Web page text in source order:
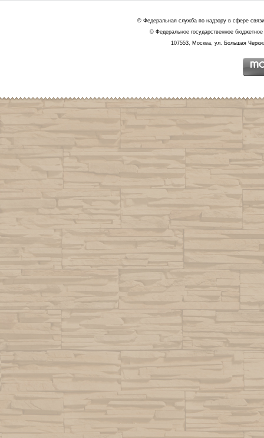
© Федеральная служба по надзору в сфере
© Федеральное государственное
107553, Москва, ул. Большая